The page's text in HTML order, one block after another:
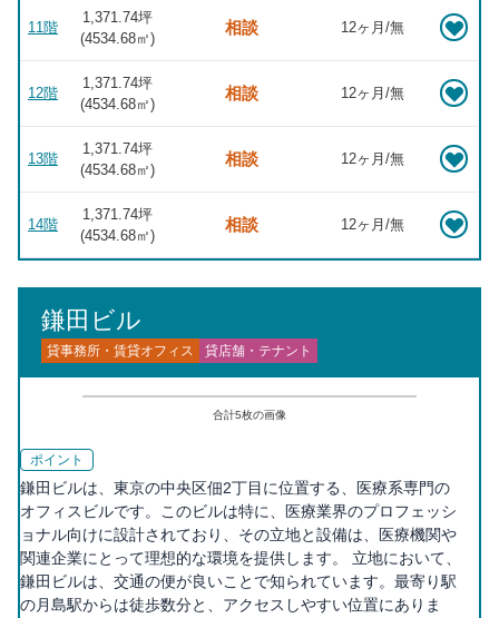
11階
1,371.74坪
(4534.68㎡)
相談 12ヶ月/無
12階
1,371.74坪
(4534.68㎡)
相談 12ヶ月/無
13階
1,371.74坪
(4534.68㎡)
相談 12ヶ月/無
14階
1,371.74坪
(4534.68㎡)
相談 12ヶ月/無
鎌田ビル
貸事務所・賃貸オフィス 貸店舗・テナント
合計5枚の画像
ポイント
鎌田ビルは、東京の中央区佃2丁目に位置する、医療系専門の
オフィスビルです。このビルは特に、医療業界のプロフェッシ
ョナル向けに設計されており、その立地と設備は、医療機関や
関連企業にとって理想的な環境を提供します。 立地において、
鎌田ビルは、交通の便が良いことで知られています。最寄り駅
の月島駅からは徒歩数分と、アクセスしやすい位置にありま